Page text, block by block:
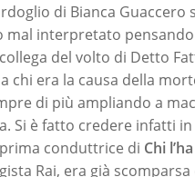
di Bianca Guaccero
interpretato
del volto di Detto
era la causa della
di più ampliando a
Si è fatto credere infatti
conduttrice di Chi
Rai, era già